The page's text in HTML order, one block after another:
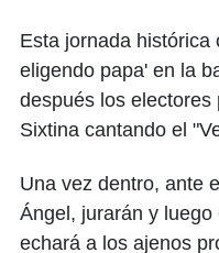
Esta jornada histórica
eligendo papa' en la
después los
Sixtina cantando el
Una vez dentro, ante
Ángel, jurarán y
echará a los ajenos